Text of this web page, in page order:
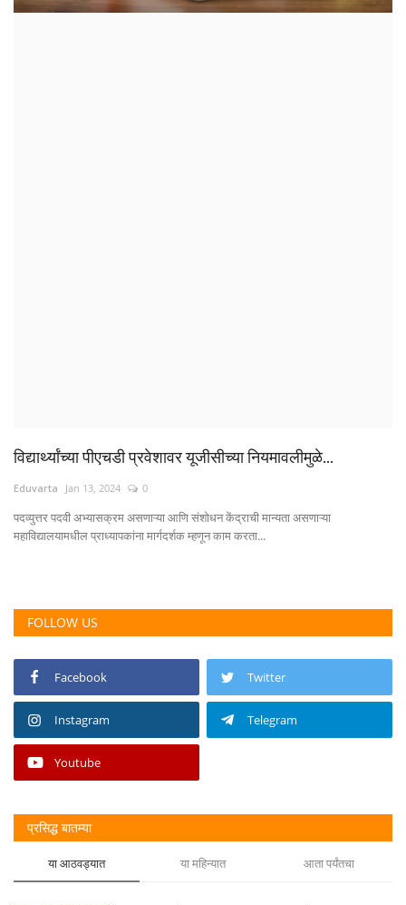
विद्यार्थ्यांच्या पीएचडी प्रवेशावर यूजीसीच्या नियमावलीमुळे...
Eduvarta Jan 13, 2024 0
पदव्युत्तर पदवी अभ्यासक्रम असणाऱ्या आणि संशोधन केंद्राची मान्यता असणाऱ्या
महाविद्यालयामधील प्राध्यापकांना मार्गदर्शक म्हणून काम करता...
FOLLOW US
Facebook Twitter
Instagram Telegram
Youtube
प्रसिद्ध बातम्या
या आठवड्यात या महिन्यात आता पर्यंतचा